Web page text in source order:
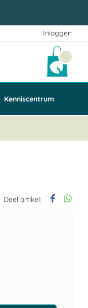
Inloggen
Kenniscentrum
Deel artikel: